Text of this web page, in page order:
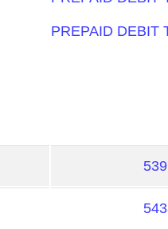
PREPAID DEBIT